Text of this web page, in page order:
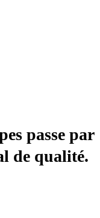
passe par
de qualité.